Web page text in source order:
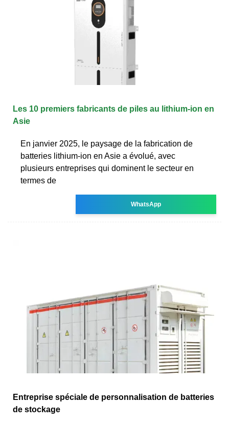
Les 10 premiers fabricants de piles au lithium-ion en
Asie
En janvier 2025, le paysage de la fabrication de
batteries lithium-ion en Asie a évolué, avec
plusieurs entreprises qui dominent le secteur en
termes de
WhatsApp
Entreprise spéciale de personnalisation de batteries
de stockage